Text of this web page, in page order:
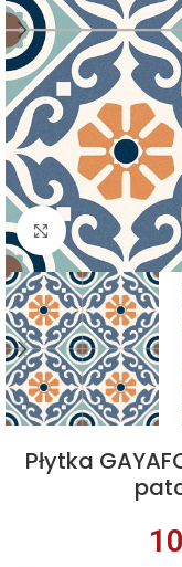
Kliknij aby
Płytka